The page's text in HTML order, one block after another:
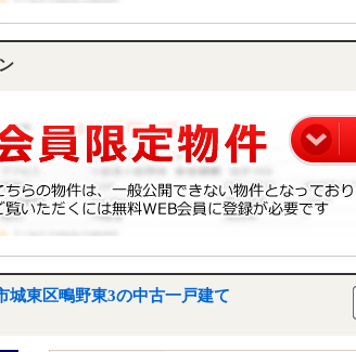
城東区鴫野東3の中古一戸建て